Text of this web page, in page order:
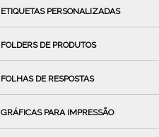
ETIQUETAS PERSONALIZADAS
FOLDERS DE PRODUTOS
FOLHAS DE RESPOSTAS
GRÁFICAS PARA IMPRESSÃO